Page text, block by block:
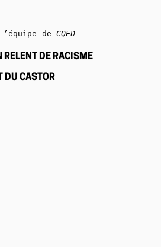
de CQFD
RELENT DE RACISME
DU CASTOR